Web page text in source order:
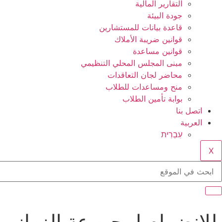
التقارير المالية
جودة البيئة
قاعدة بيانات للمستشارين
قوانين ضريبة الأملاك
قوانين مساعدة
مبنى المجلس المحلي التنظيمي
محاضر لجان التعاقدات
منح ومساعدات للطلاب
بوابة تأمين الطلاب
اتصل بنا
العربية
עִבְרִית
X